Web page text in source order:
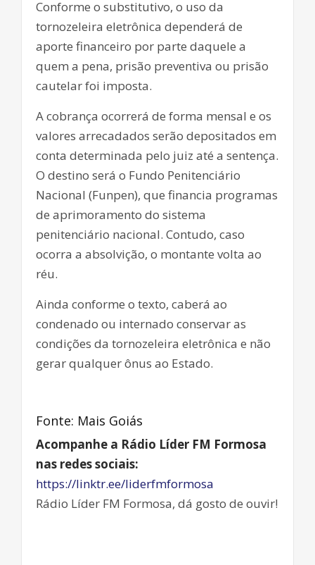
Conforme o substitutivo, o uso da
tornozeleira eletrônica dependerá de
aporte financeiro por parte daquele a
quem a pena, prisão preventiva ou prisão
cautelar foi imposta.
A cobrança ocorrerá de forma mensal e os
valores arrecadados serão depositados em
conta determinada pelo juiz até a sentença.
O destino será o Fundo Penitenciário
Nacional (Funpen), que financia programas
de aprimoramento do sistema
penitenciário nacional. Contudo, caso
ocorra a absolvição, o montante volta ao
réu.
Ainda conforme o texto, caberá ao
condenado ou internado conservar as
condições da tornozeleira eletrônica e não
gerar qualquer ônus ao Estado.
Fonte: Mais Goiás
Acompanhe a Rádio Líder FM Formosa
nas redes sociais:
https://linktr.ee/liderfmformosa
Rádio Líder FM Formosa, dá gosto de ouvir!